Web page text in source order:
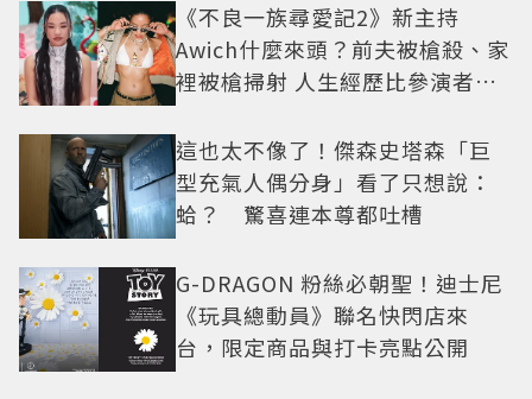
《不良一族尋愛記2》新主持
Awich什麼來頭？前夫被槍殺、家
裡被槍掃射 人生經歷比參演者還
這也太不像了！傑森史塔森「巨
型充氣人偶分身」看了只想說：
蛤？ 驚喜連本尊都吐槽
G-DRAGON 粉絲必朝聖！迪士尼
《玩具總動員》聯名快閃店來
台，限定商品與打卡亮點公開